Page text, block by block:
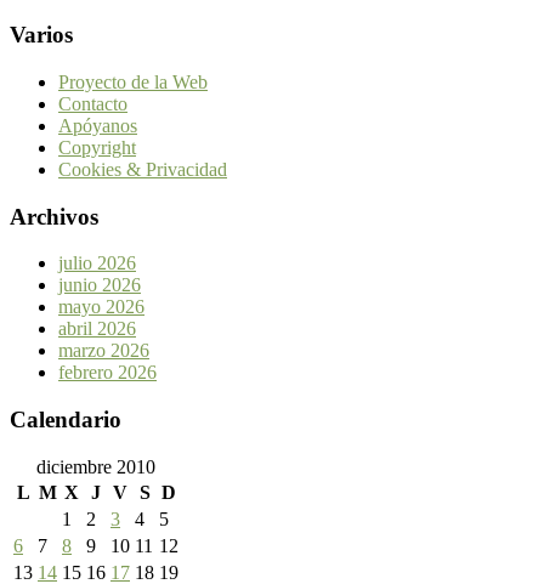
Varios
Proyecto de la Web
Contacto
Apóyanos
Copyright
Cookies & Privacidad
Archivos
julio 2026
junio 2026
mayo 2026
abril 2026
marzo 2026
febrero 2026
Calendario
diciembre 2010
L M X J V S D
1
2 3 4
5
6
7 8 9 10 11 12
13 14 15 16 17 18 19